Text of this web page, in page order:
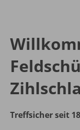
Treffsicher seit